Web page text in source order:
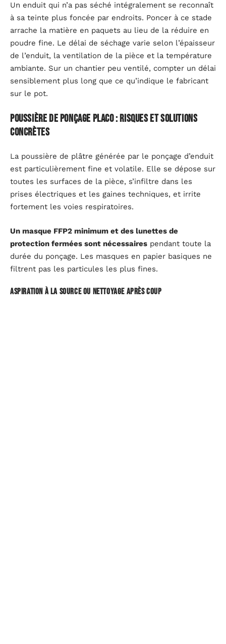
Un enduit qui n’a pas séché intégralement se reconnaît
à sa teinte plus foncée par endroits. Poncer à ce stade
arrache la matière en paquets au lieu de la réduire en
poudre fine. Le délai de séchage varie selon l’épaisseur
de l’enduit, la ventilation de la pièce et la température
ambiante. Sur un chantier peu ventilé, compter un délai
sensiblement plus long que ce qu’indique le fabricant
sur le pot.
Poussière de ponçage placo : risques et solutions
concrètes
La poussière de plâtre générée par le ponçage d’enduit
est particulièrement fine et volatile. Elle se dépose sur
toutes les surfaces de la pièce, s’infiltre dans les
prises électriques et les gaines techniques, et irrite
fortement les voies respiratoires.
Un masque FFP2 minimum et des lunettes de
protection fermées sont nécessaires pendant toute la
durée du ponçage. Les masques en papier basiques ne
filtrent pas les particules les plus fines.
Aspiration à la source ou nettoyage après coup